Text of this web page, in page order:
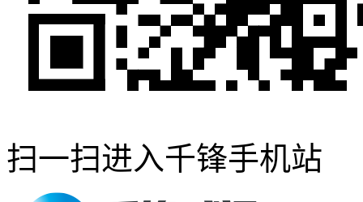
扫一扫进入千锋手机站